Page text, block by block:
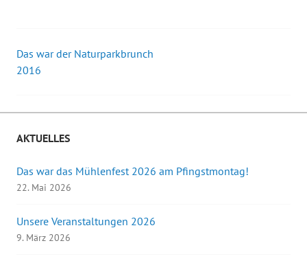
Beitrags-
Das war der Naturparkbrunch
2016
AKTUELLES
Das war das Mühlenfest 2026 am Pfingstmontag!
22. Mai 2026
Unsere Veranstaltungen 2026
9. März 2026